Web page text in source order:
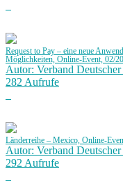
Request to Pay – eine neue
Möglichkeiten, Online-Event, 02/
Autor: Verband Deutscher
282 Aufrufe
Länderreihe – Mexico, Online-
Autor: Verband Deutscher
292 Aufrufe